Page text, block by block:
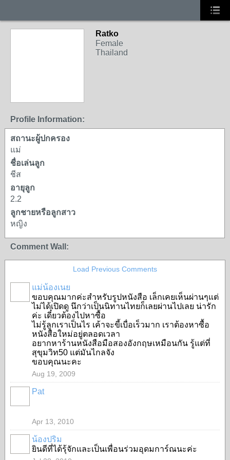
Ratko
Female
Thailand
Profile Information:
สถานะผู้ปกครอง
แม่
ชื่อเล่นลูก
ชีส
อายุลูก
2.2
ลูกชายหรือลูกสาว
หญิง
Comment Wall:
Load Previous Comments
แม่น้องเนย
ขอบคุณมากค่ะสำหรับรูปหนังสือ เล็กเคยเห็นผ่านๆแต่
ไม่ได้เปิดดู นึกว่าเป็นนิทานไทยก็เลยผ่านไปเลย น่ารัก
ค่ะ เดี๋ยวต้องไปหาซื้อ
ไม่รู้ลูกเราเป็นไร เค้าจะขี้เบื่อเร็วมาก เราต้องหาซื้อ
หนังสือใหม่อยู่ตลอดเวลา
อยากหาร้านหนังสือมือสองอังกฤษเหมือนกัน รู้แต่ที่
สุขุมวิท50 แต่มันไกลจัง
ขอบคุณนะคะ
Aug 19, 2009
Pat
Apr 13, 2010
น้องปริม
ยินดีที่ได้รุ้จักและเป็นเพื่อนร่วมอุดมการ์ณนะค่ะ